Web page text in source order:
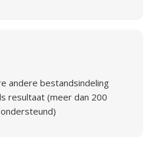
andere bestandsindeling
resultaat (meer dan 200